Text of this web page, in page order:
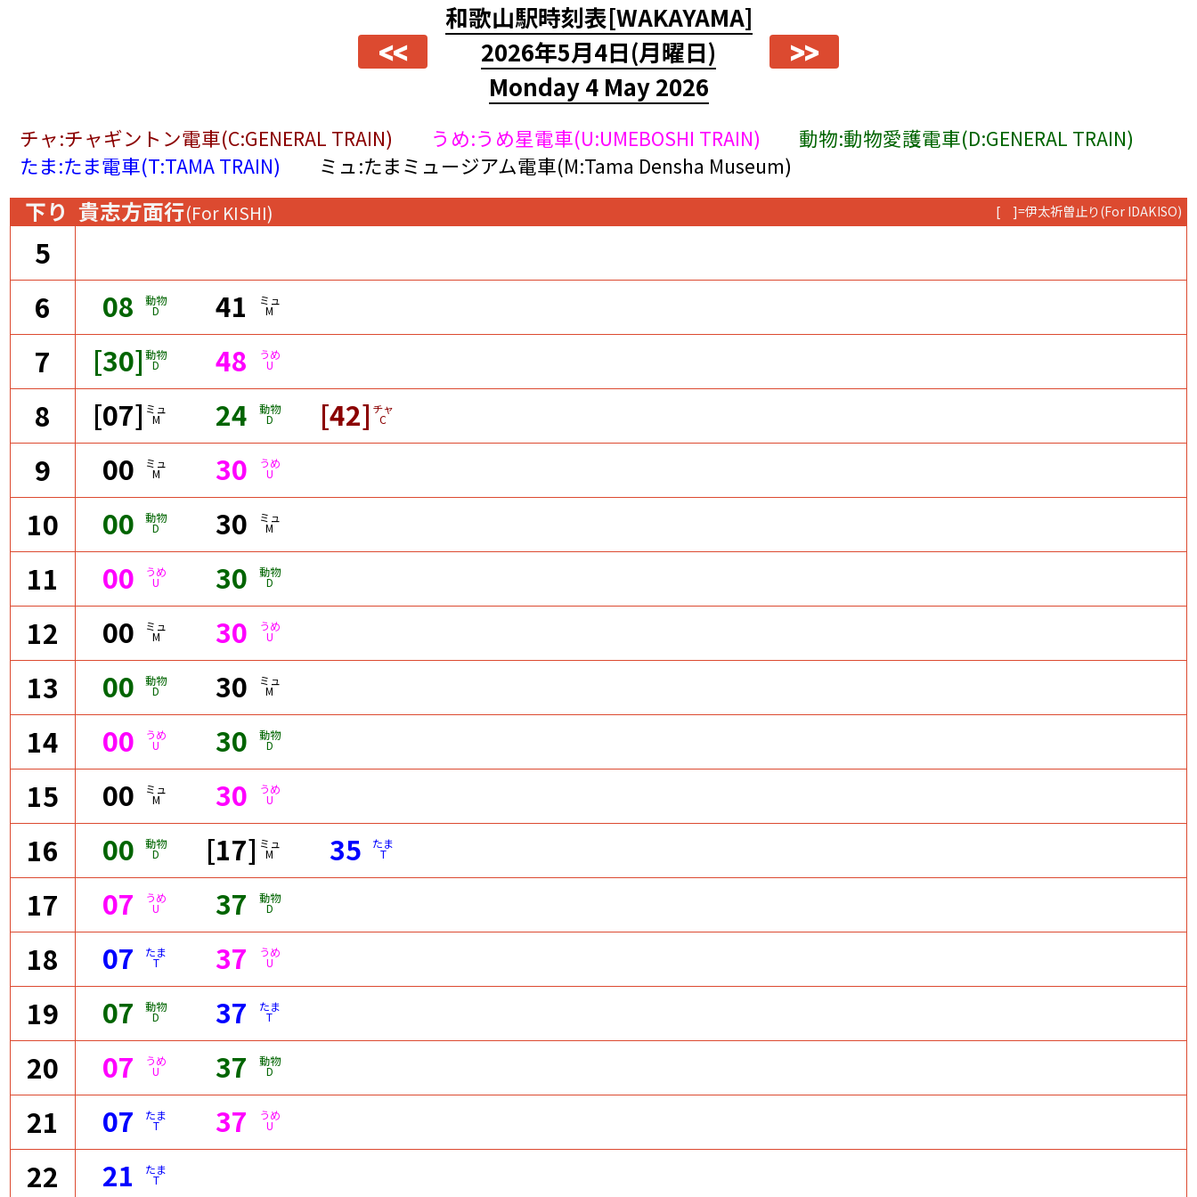
<<
和歌山駅時刻表[WAKAYAMA]
2026年5月4日(月曜日)
Monday 4 May 2026
>>
チャ:チャギントン電車(C:GENERAL TRAIN) うめ:うめ星電車(U:UMEBOSHI TRAIN)
動物:動物愛護電車(D:GENERAL TRAIN)
たま:たま電車(T:TAMA TRAIN)
ミュ:たまミュージアム電車(M:Tama Densha Museum)
下り 貴志方面行(For KISHI) [ ]=伊太祈曽止り(For IDAKISO)
5
6
08 動物
D 41 ミュ
M
7 [30] 動物
D 48 うめ
U
8 [07] ミュ
M 24 動物
D [42] チャ
C
9 00 ミュ
M 30 うめ
U
10 00 動物
D 30 ミュ
M
11 00 うめ
U 30 動物
D
12 00 ミュ
M 30 うめ
U
13 00 動物
D 30 ミュ
M
14 00 うめ
U 30 動物
D
15 00 ミュ
M 30 うめ
U
16 00 動物
D [17] ミュ
M 35 たま
T
17 07 うめ
U 37 動物
D
18 07 たま
T 37 うめ
U
19 07 動物
D 37 たま
T
20 07 うめ
U 37 動物
D
21 07 たま
T 37 うめ
U
22 21 たま
T